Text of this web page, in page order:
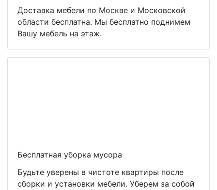
Доставка мебели по Москве и Московской
области бесплатна. Мы бесплатно поднимем
Вашу мебель на этаж.
Бесплатная уборка мусора
Будьте уверены в чистоте квартиры после
сборки и установки мебели. Уберем за собой